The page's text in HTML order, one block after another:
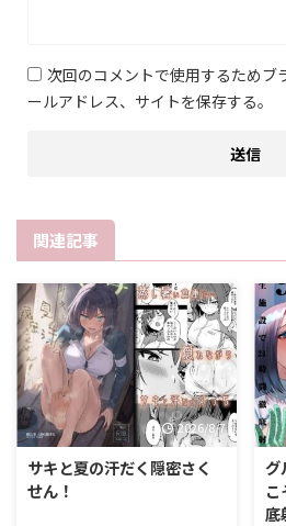
次回のコメントで使用するためブ
ールアドレス、サイトを保存する。
関連記事
2026/8/7
サキと夏の汗だく隠密さく
せん！
グ
底